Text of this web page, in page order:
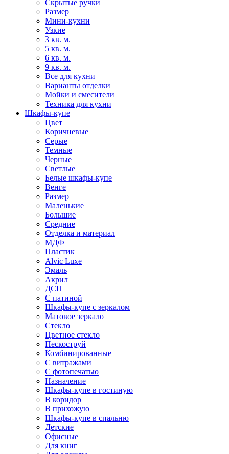
Скрытые ручки
Размер
Мини-кухни
Узкие
3 кв. м.
5 кв. м.
6 кв. м.
9 кв. м.
Все для кухни
Варианты отделки
Мойки и смесители
Техника для кухни
Шкафы-купе
Цвет
Коричневые
Серые
Темные
Черные
Светлые
Белые шкафы-купе
Венге
Размер
Маленькие
Большие
Средние
Отделка и материал
МДФ
Пластик
Alvic Luxe
Эмаль
Акрил
ДСП
С патиной
Шкафы-купе с зеркалом
Матовое зеркало
Стекло
Цветное стекло
Пескоструй
Комбинированные
С витражами
С фотопечатью
Назначение
Шкафы-купе в гостиную
В коридор
В прихожую
Шкафы-купе в спальню
Детские
Офисные
Для книг